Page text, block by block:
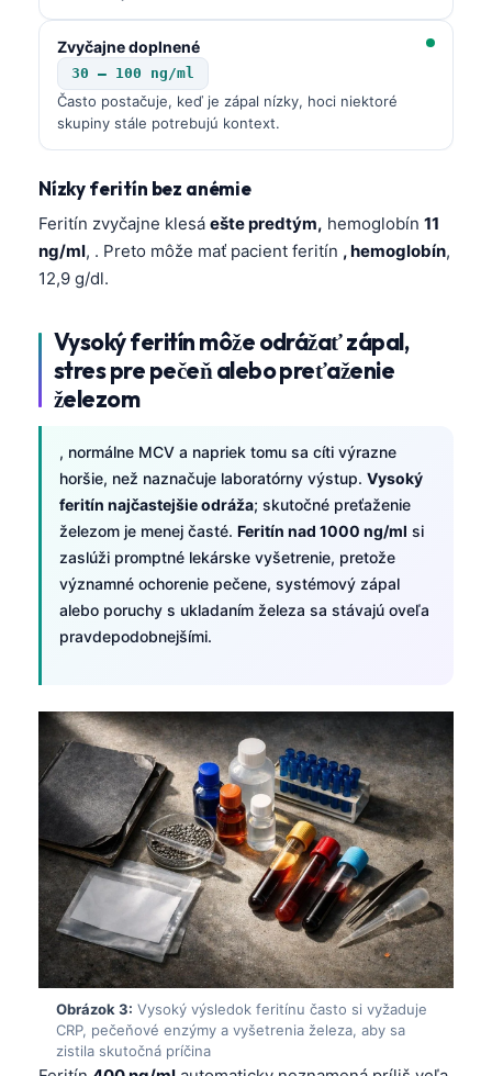
Zvyčajne doplnené
30 – 100 ng/ml
Často postačuje, keď je zápal nízky, hoci niektoré
skupiny stále potrebujú kontext.
Nízky feritín bez anémie
Feritín zvyčajne klesá ešte predtým, hemoglobín 11
ng/ml, . Preto môže mať pacient feritín , hemoglobín,
12,9 g/dl.
Vysoký feritín môže odrážať zápal,
stres pre pečeň alebo preťaženie
železom
, normálne MCV a napriek tomu sa cíti výrazne
horšie, než naznačuje laboratórny výstup. Vysoký
feritín najčastejšie odráža; skutočné preťaženie
železom je menej časté. Feritín nad 1000 ng/ml si
zaslúži promptné lekárske vyšetrenie, pretože
významné ochorenie pečene, systémový zápal
alebo poruchy s ukladaním železa sa stávajú oveľa
pravdepodobnejšími.
Obrázok 3: Vysoký výsledok feritínu často si vyžaduje
CRP, pečeňové enzýmy a vyšetrenia železa, aby sa
zistila skutočná príčina